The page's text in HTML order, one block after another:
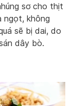
sơ cho thịt
ngọt, không
sẽ bị dai, do
dây bò.